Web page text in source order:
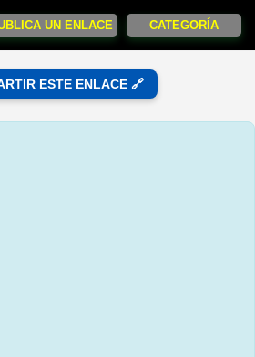
UN ENLACE CATEGORÍA
ESTE ENLACE 🔗